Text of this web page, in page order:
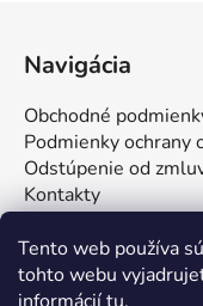
Tento web používa
tohto webu
e
Navigácia
Obchodné
Podmienky ochrany
Odstúpenie od
Kontakty